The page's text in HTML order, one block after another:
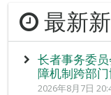
最新
长者事务委
障机制跨部
2026年8月7日